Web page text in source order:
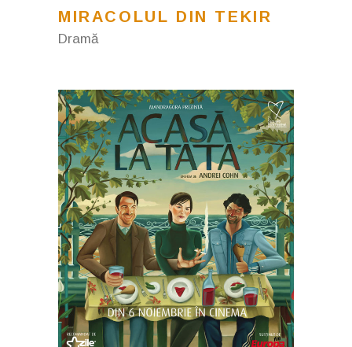
MIRACOLUL DIN TEKIR
Dramă